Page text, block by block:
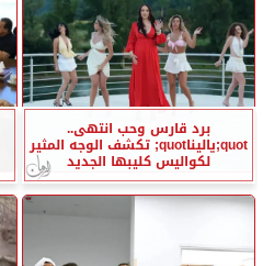
برد قارس وحب انتهى..
quot;ياليناquot; تكشف الوجه المثير
لكواليس كليبها الجديد